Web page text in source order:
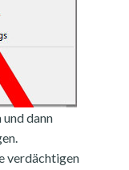
dann
verdächtigen